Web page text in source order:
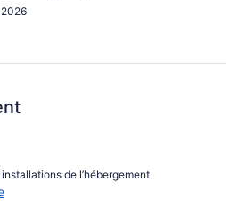
de l’hébergement